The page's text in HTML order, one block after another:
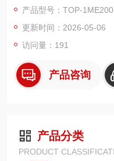
命，在机床润滑、冷却、
产品型号：TOP-
更新时间：2026-05-06
访问量：191
产品咨询
产品分类
PRODUCT